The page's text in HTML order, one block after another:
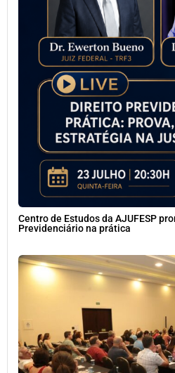
Centro de Estudos da AJUFESP
Previdenciário na prática